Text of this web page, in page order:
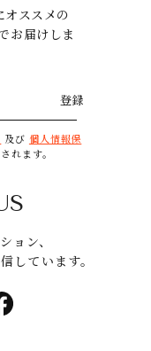
ススメの
お届けしま
登録
及び 個人情報保
れます。
ョン、
しています。